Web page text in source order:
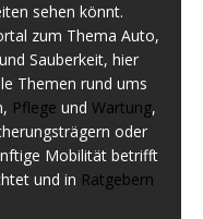
sehen könnt.
zum Thema Auto,
Sauberkeit, hier
Themen rund ums
Pflege und Wartung,
oder
Mobilität betrifft
und in Ratgebern